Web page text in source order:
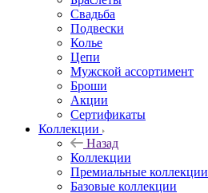
Свадьба
Подвески
Колье
Цепи
Мужской ассортимент
Броши
Акции
Сертификаты
Коллекции
Назад
Коллекции
Премиальные коллекции
Базовые коллекции